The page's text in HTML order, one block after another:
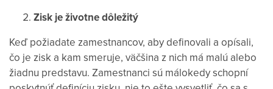
Zisk je životne dôležitý
Keď požiadate zamestnancov, aby definovali a opísali,
čo je zisk a kam smeruje, väčšina z nich má malú alebo
žiadnu predstavu. Zamestnanci sú málokedy schopní